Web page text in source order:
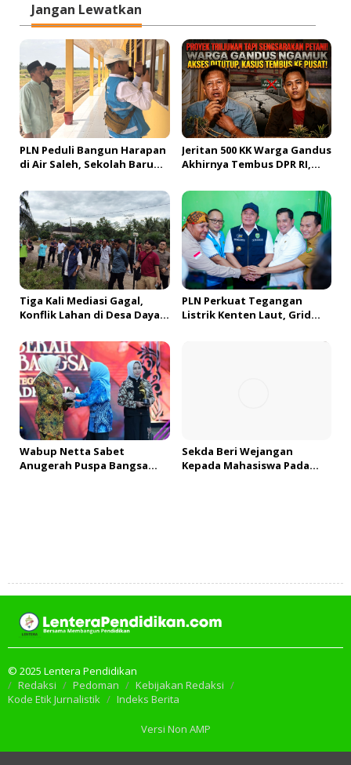
a
s
i
p
o
s
Jangan Lewatkan
PLN Peduli Bangun Harapan
di Air Saleh, Sekolah Baru
bagi Generasi Muda
Banyuasin
Jeritan 500 KK Warga Gandus
Akhirnya Tembus DPR RI,
Dibangun?!
Tiga Kali Mediasi Gagal,
Konflik Lahan di Desa Daya
Sorotan Aparat dan BPN
PLN Perkuat Tegangan
Listrik Kenten Laut, Grid
Wabup Netta Sabet
Anugerah Puspa Bangsa
Sekda Beri Wejangan
Kepada Mahasiswa Pada
© 2025 Lentera Pendidikan
Redaksi
Pedoman
Kebijakan Redaksi
Kode Etik Jurnalistik
Indeks Berita
Versi Non AMP